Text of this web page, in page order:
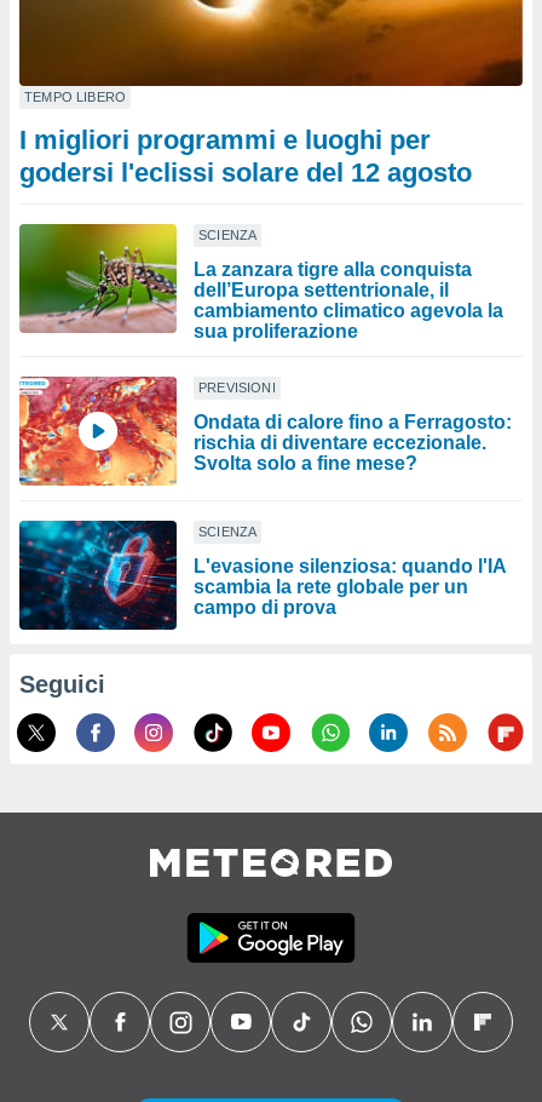
TEMPO LIBERO
I migliori programmi e luoghi per
godersi l'eclissi solare del 12 agosto
SCIENZA
La zanzara tigre alla conquista
dell’Europa settentrionale, il
cambiamento climatico agevola la
sua proliferazione
PREVISIONI
Ondata di calore fino a Ferragosto:
rischia di diventare eccezionale.
Svolta solo a fine mese?
SCIENZA
L'evasione silenziosa: quando l'IA
scambia la rete globale per un
campo di prova
Seguici